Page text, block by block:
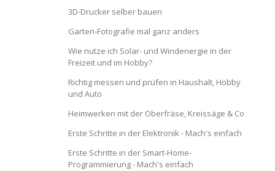
3D-Drucker selber bauen
Garten-Fotografie mal ganz anders
Wie nutze ich Solar- und Windenergie in der
Freizeit und im Hobby?
Richtig messen und prüfen in Haushalt, Hobby
und Auto
Heimwerken mit der Oberfräse, Kreissäge & Co
Erste Schritte in der Elektronik - Mach's einfach
Erste Schritte in der Smart-Home-
Programmierung - Mach's einfach